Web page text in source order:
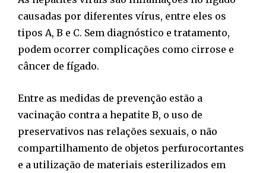
causadas por diferentes vírus, entre eles os
tipos A, B e C. Sem diagnóstico e tratamento,
podem ocorrer complicações como cirrose e
câncer de fígado.
Entre as medidas de prevenção estão a
vacinação contra a hepatite B, o uso de
preservativos nas relações sexuais, o não
compartilhamento de objetos perfurocortantes
e a utilização de materiais esterilizados em